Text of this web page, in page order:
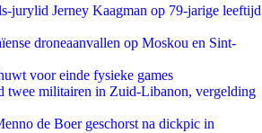
jurylid Jerney Kaagman op 79-jarige leeftijd
droneaanvallen op Moskou en Sint-
voor einde fysieke games
twee militairen in Zuid-Libanon, vergelding
de Boer geschorst na dickpic in